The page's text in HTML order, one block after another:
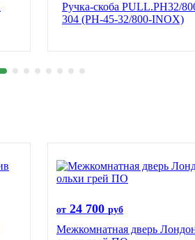
Ручка-скоба PULL.PH32/
304 (PH-45-32/800-INOX)
от 24 700 руб
Межкомнатная дверь